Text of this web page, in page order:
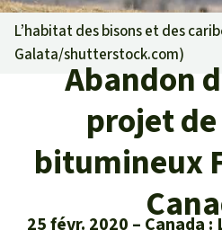
Informations
Pour
Succès
Lettre
Thématiques
La
Association
Sauvons la
Qui
Nous
Recherche
Français
Fonds d'urgence
Certificats de don
Questions &
Don pour un
Protection
Don pour une
L’habitat des bisons et des
Galata/shutterstock.com)
Abandon
projet
bitumineux
25 févr. 2020
Canada :